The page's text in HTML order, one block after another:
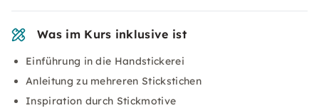
Was im Kurs inklusive ist
Einführung in die Handstickerei
Anleitung zu mehreren Stickstichen
Inspiration durch Stickmotive